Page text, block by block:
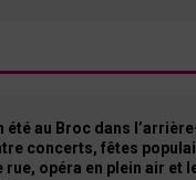
été au Broc dans
concerts, fêtes
rue, opéra en plein air et